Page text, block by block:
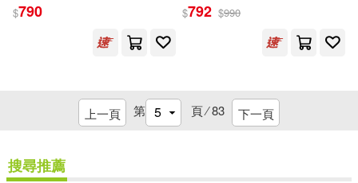
$790 $792 $990
上一頁 第 頁 ⁄83 下一頁
搜尋推薦